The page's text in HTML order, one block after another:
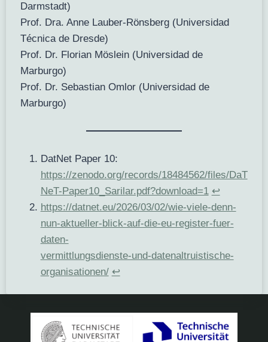
Darmstadt)
Prof. Dra. Anne Lauber-Rönsberg (Universidad
Técnica de Dresde)
Prof. Dr. Florian Möslein (Universidad de
Marburgo)
Prof. Dr. Sebastian Omlor (Universidad de
Marburgo)
DatNet Paper 10:
https://zenodo.org/records/18484562/files/DaT
NeT-Paper10_Sarilar.pdf?download=1 ↩︎
https://datnet.eu/2026/03/02/wie-viele-denn-
nun-aktueller-blick-auf-die-eu-register-fuer-
daten-
vermittlungsdienste-und-datenaltruistische-
organisationen/ ↩︎